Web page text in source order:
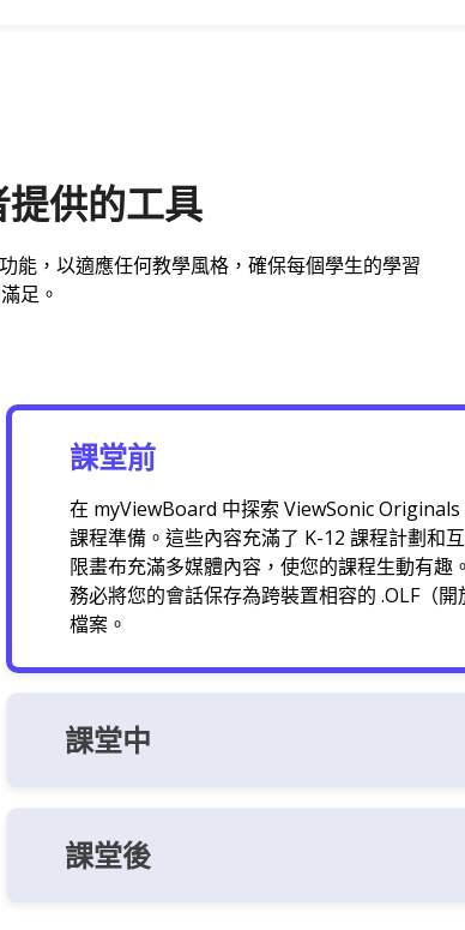
供的工具
能，以適應任何教學風格，確保每個學生的學習
足。
課堂前
在 myViewBoard 中探索 ViewSonic Originals
課程準備。這些內容充滿了 K-12 課程計劃和
限畫布充滿多媒體內容，使您的課程生動有趣
務必將您的會話保存為跨裝置相容的 .OLF（開
檔案。
課堂中
課堂後